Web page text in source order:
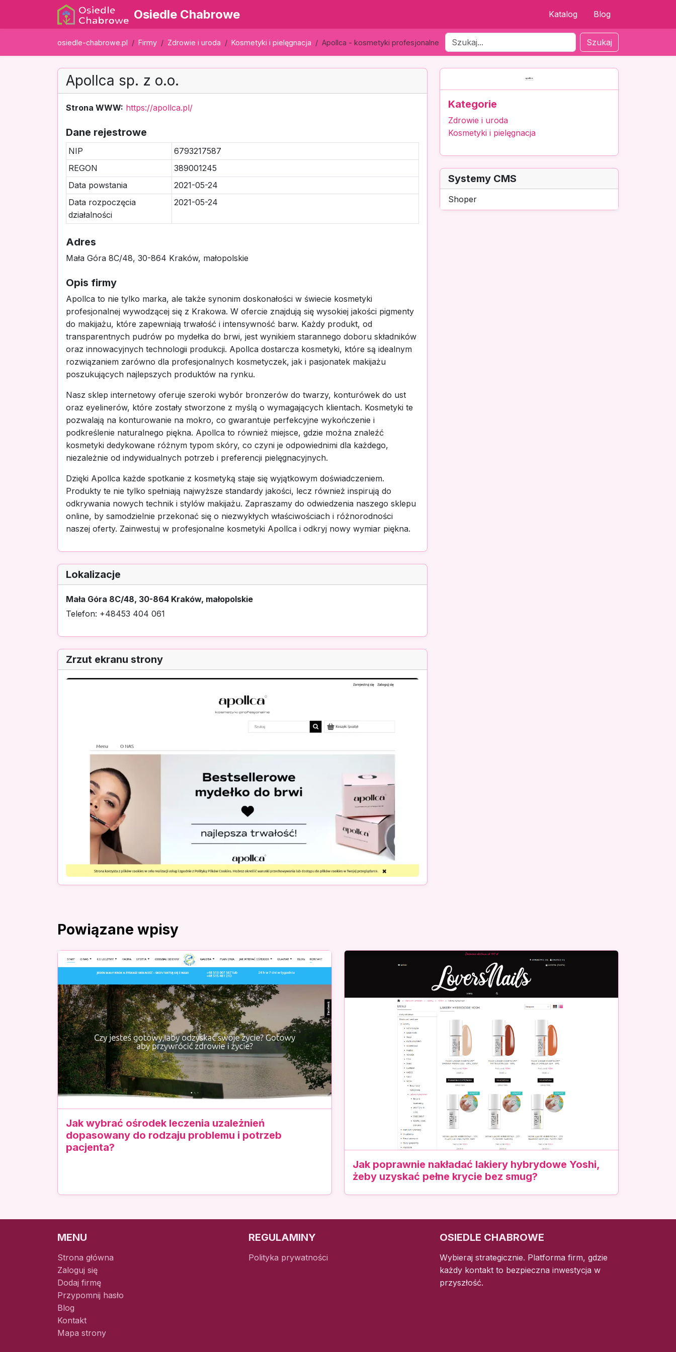
Osiedle Chabrowe Katalog Blog
osiedle-chabrowe.pl Firmy Zdrowie i uroda Kosmetyki i pielęgnacja Apollca - kosmetyki profesjonalne Szukaj
Apollca sp. z o.o.
Strona WWW: https://apollca.pl/
Dane rejestrowe
NIP
6793217587
REGON
389001245
Data powstania
2021-05-24
Data rozpoczęcia
działalności
2021-05-24
Adres
Mała Góra 8C/48, 30-864 Kraków, małopolskie
Opis firmy
Apollca to nie tylko marka, ale także synonim doskonałości w świecie kosmetyki
profesjonalnej wywodzącej się z Krakowa. W ofercie znajdują się wysokiej jakości pigmenty
do makijażu, które zapewniają trwałość i intensywność barw. Każdy produkt, od
transparentnych pudrów po mydełka do brwi, jest wynikiem starannego doboru składników
oraz innowacyjnych technologii produkcji. Apollca dostarcza kosmetyki, które są idealnym
rozwiązaniem zarówno dla profesjonalnych kosmetyczek, jak i pasjonatek makijażu
poszukujących najlepszych produktów na rynku.
Nasz sklep internetowy oferuje szeroki wybór bronzerów do twarzy, konturówek do ust
oraz eyelinerów, które zostały stworzone z myślą o wymagających klientach. Kosmetyki te
pozwalają na konturowanie na mokro, co gwarantuje perfekcyjne wykończenie i
podkreślenie naturalnego piękna. Apollca to również miejsce, gdzie można znaleźć
kosmetyki dedykowane różnym typom skóry, co czyni je odpowiednimi dla każdego,
niezależnie od indywidualnych potrzeb i preferencji pielęgnacyjnych.
Dzięki Apollca każde spotkanie z kosmetyką staje się wyjątkowym doświadczeniem.
Produkty te nie tylko spełniają najwyższe standardy jakości, lecz również inspirują do
odkrywania nowych technik i stylów makijażu. Zapraszamy do odwiedzenia naszego sklepu
online, by samodzielnie przekonać się o niezwykłych właściwościach i różnorodności
naszej oferty. Zainwestuj w profesjonalne kosmetyki Apollca i odkryj nowy wymiar piękna.
Lokalizacje
Mała Góra 8C/48, 30-864 Kraków, małopolskie
Telefon: +48453 404 061
Zrzut ekranu strony
Kategorie
Zdrowie i uroda
Kosmetyki i pielęgnacja
Systemy CMS
Shoper
Powiązane wpisy
Jak wybrać ośrodek leczenia uzależnień
dopasowany do rodzaju problemu i potrzeb
pacjenta?
Jak poprawnie nakładać lakiery hybrydowe Yoshi,
żeby uzyskać pełne krycie bez smug?
MENU
Strona główna
Zaloguj się
Dodaj firmę
Przypomnij hasło
Blog
Kontakt
Mapa strony
REGULAMINY
Polityka prywatności
OSIEDLE CHABROWE
Wybieraj strategicznie. Platforma firm, gdzie
każdy kontakt to bezpieczna inwestycja w
przyszłość.